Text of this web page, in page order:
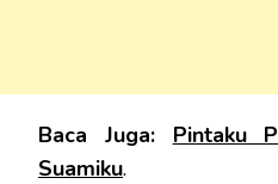
Baca Juga: Pintaku
Suamiku.